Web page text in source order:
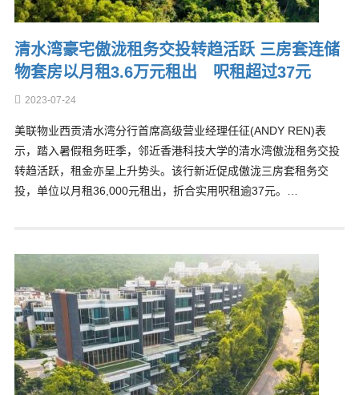
清水湾豪宅傲泷租务交投转趋活跃 三房套连储
物套房以月租3.6万元租出 呎租超过37元
2023-07-24
美联物业西贡清水湾分行首席高级营业经理任征(ANDY REN)表
示，踏入暑假租务旺季，邻近香港科技大学的清水湾傲泷租务交投
转趋活跃，租金亦呈上升势头。该行新近促成傲泷三房套租务交
投，单位以月租36,000元租出，折合实用呎租逾37元。…